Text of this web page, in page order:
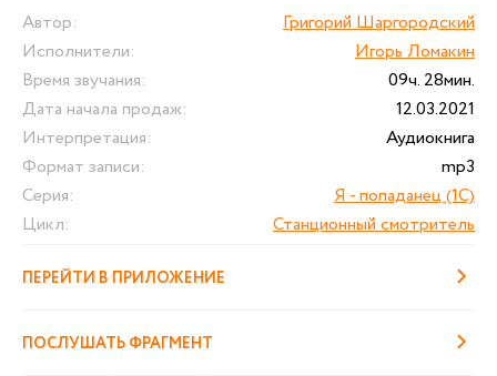
Автор:
Григорий Шаргородский
Исполнители:
Игорь Ломакин
Время звучания:
09ч. 28мин.
Дата начала продаж:
12.03.2021
Интерпретация:
Аудиокнига
Формат записи:
mp3
Серия:
Я - попаданец (1С)
Цикл:
Станционный смотритель
ПЕРЕЙТИ В ПРИЛОЖЕНИЕ
ПОСЛУШАТЬ ФРАГМЕНТ